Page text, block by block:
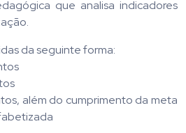
que analisa indicadores
da seguinte forma:
além do cumprimento da meta